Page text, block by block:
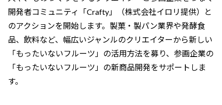
開発者コミュニティ「Crafty」（株式会社イロリ提供）と
のアクションを開始します。製菓・製パン業界や発酵食
品、飲料など、幅広いジャンルのクリエイターから新しい
「もったいないフルーツ」の活用方法を募り、参画企業の
「もったいないフルーツ」の新商品開発をサポートしま
す。